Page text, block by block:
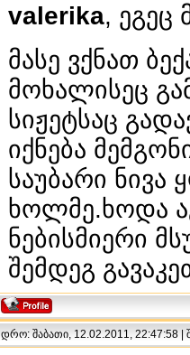
valerika, ეგეც
მასე ვქნათ
მოხალისეც
სიჟეტსაც
იქნება
საუბარი
ხოლმე.ხოდა
ნებისმიერი
შემდეგ
დრო: შაბათი, 12.02.2011, 22:47:58 |